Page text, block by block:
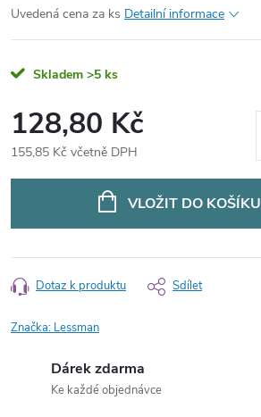
Uvedená cena za ks Detailní informace
Skladem >5 ks
128,80 Kč
155,85 Kč včetně DPH
VLOŽIT DO KOŠÍKU
Dotaz k produktu Sdílet
Značka: Lessman
Dárek zdarma
Ke každé objednávce